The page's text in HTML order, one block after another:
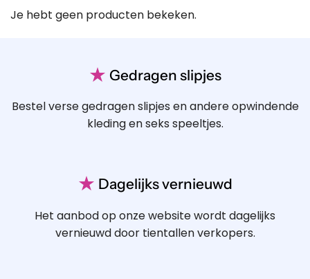
Je hebt geen producten bekeken.
★ Gedragen slipjes
Bestel verse gedragen slipjes en andere opwindende
kleding en seks speeltjes.
★ Dagelijks vernieuwd
Het aanbod op onze website wordt dagelijks
vernieuwd door tientallen verkopers.